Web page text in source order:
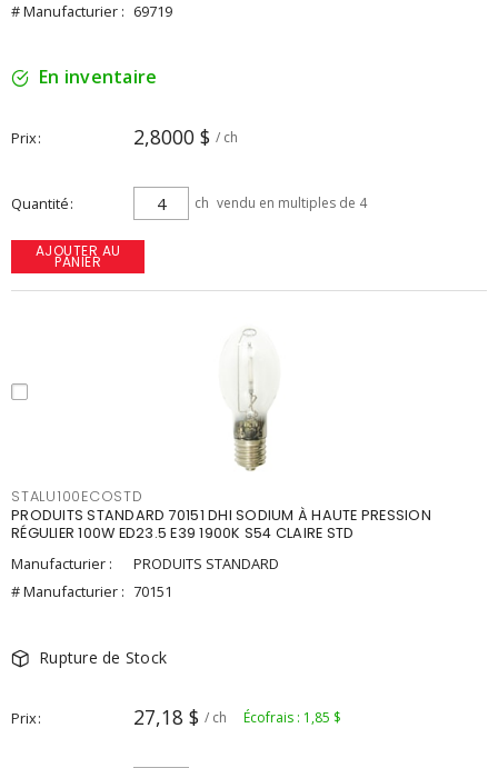
# Manufacturier : 69719
En inventaire
Prix 2,8000 $ / ch
Quantité ch vendu en multiples de 4
AJOUTER AU
PANIER
STALU100ECOSTD
PRODUITS STANDARD 70151 DHI SODIUM À HAUTE PRESSION
RÉGULIER 100W ED23.5 E39 1900K S54 CLAIRE STD
Manufacturier :
PRODUITS STANDARD
# Manufacturier : 70151
Rupture de Stock
Prix 27,18 $ / ch Écofrais : 1,85 $